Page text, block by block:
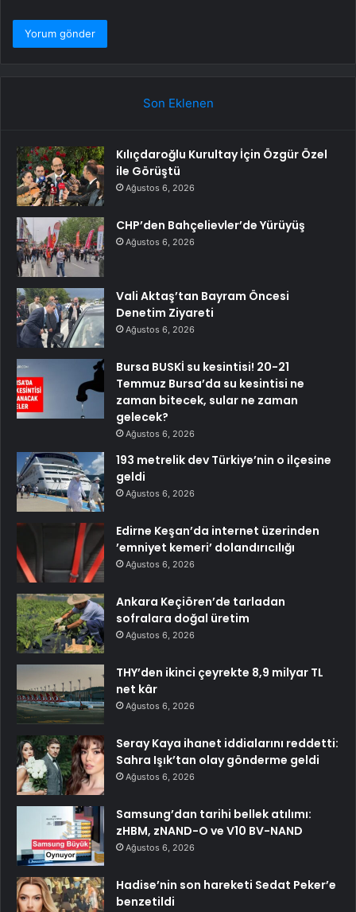
Son Eklenen
Kılıçdaroğlu Kurultay İçin Özgür Özel
ile Görüştü
Ağustos 6, 2026
CHP’den Bahçelievler’de Yürüyüş
Ağustos 6, 2026
Vali Aktaş’tan Bayram Öncesi
Denetim Ziyareti
Ağustos 6, 2026
Bursa BUSKİ su kesintisi! 20-21
Temmuz Bursa’da su kesintisi ne
zaman bitecek, sular ne zaman
gelecek?
Ağustos 6, 2026
193 metrelik dev Türkiye’nin o ilçesine
geldi
Ağustos 6, 2026
Edirne Keşan’da internet üzerinden
’emniyet kemeri’ dolandırıcılığı
Ağustos 6, 2026
Ankara Keçiören’de tarladan
sofralara doğal üretim
Ağustos 6, 2026
THY’den ikinci çeyrekte 8,9 milyar TL
net kâr
Ağustos 6, 2026
Seray Kaya ihanet iddialarını reddetti:
Sahra Işık’tan olay gönderme geldi
Ağustos 6, 2026
Samsung’dan tarihi bellek atılımı:
zHBM, zNAND-O ve V10 BV-NAND
Ağustos 6, 2026
Hadise’nin son hareketi Sedat Peker’e
benzetildi